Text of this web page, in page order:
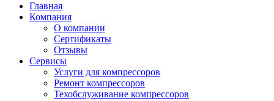
Главная
Компания
О компании
Сертификаты
Отзывы
Сервисы
Услуги для компрессоров
Ремонт компрессоров
Техобслуживание компрессоров